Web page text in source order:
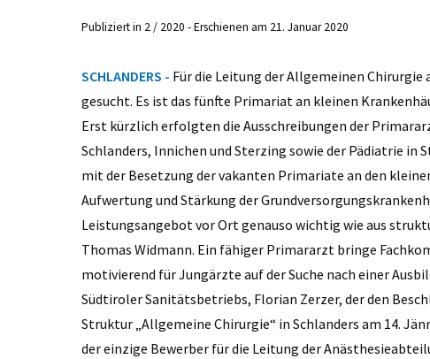
Publiziert in 2 / 2020 - Erschienen am 21. Januar 2020
SCHLANDERS - Für die Leitung der Allgemeinen Chirurgie
gesucht. Es ist das fünfte Primariat an kleinen
Erst kürzlich erfolgten die Ausschreibungen der
Schlanders, Innichen und Sterzing sowie der Pädiatrie
mit der Besetzung der vakanten Primariate an den
Aufwertung und Stärkung der
Leistungsangebot vor Ort genauso wichtig wie aus
Thomas Widmann. Ein fähiger Primararzt bringe
motivierend für Jungärzte auf der Suche nach einer
Südtiroler Sanitätsbetriebs, Florian Zerzer, der den
Struktur „Allgemeine Chirurgie“ in Schlanders am 14.
der einzige Bewerber für die Leitung der